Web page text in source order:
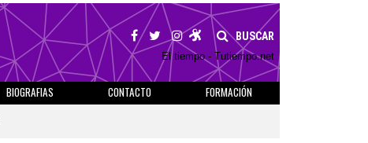
BUSCAR
El tiempo - Tutiempo.net
BIOGRAFIAS CONTACTO
FORMACIÓN